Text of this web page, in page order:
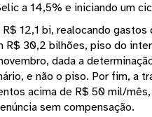
a 14,5% e iniciando um
12,1 bi, realocando
30,2 bilhões, piso do
dada a
e não o piso. Por fim, a
acima de R$ 50 mil/
sem compensação.